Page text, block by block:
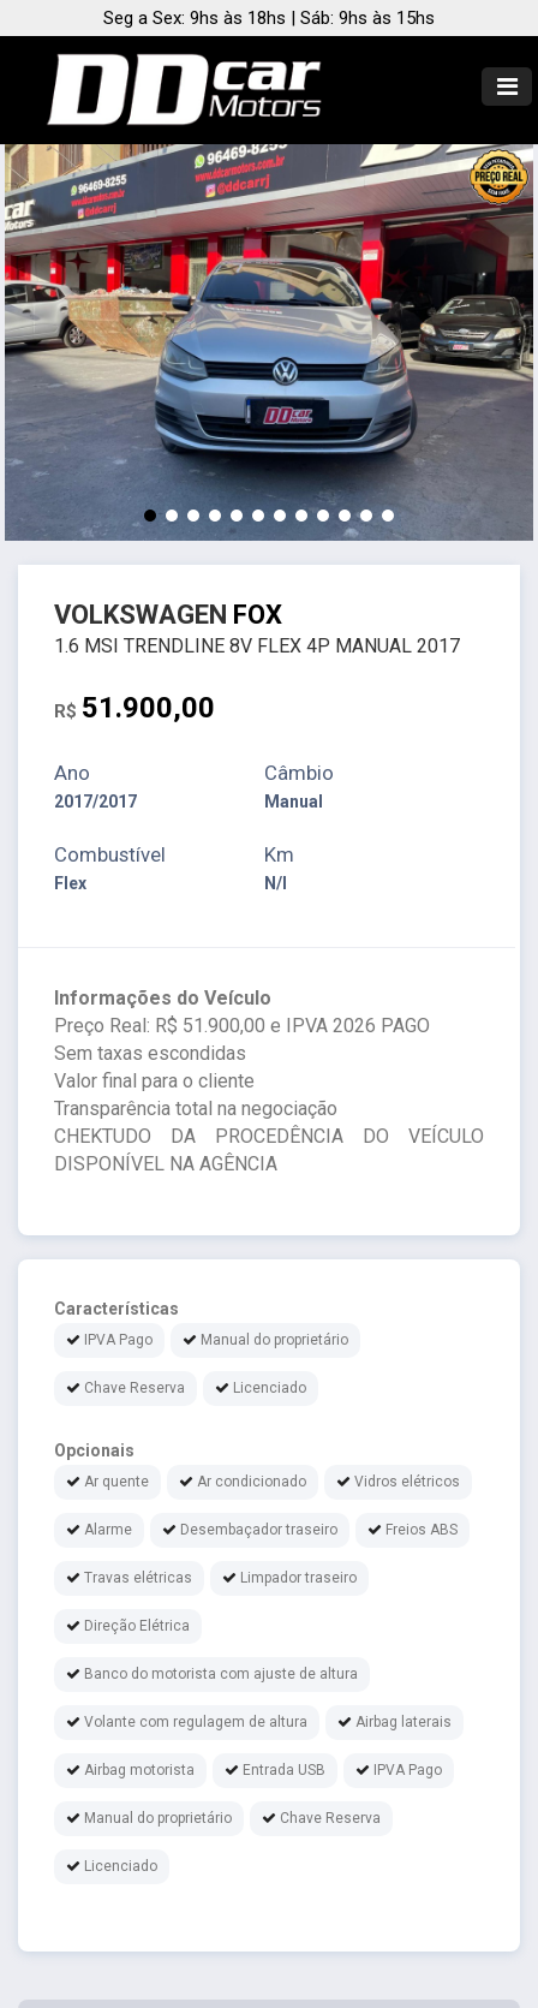
Seg a Sex: 9hs às 18hs | Sáb: 9hs às 15hs
VOLKSWAGEN FOX
1.6 MSI TRENDLINE 8V FLEX 4P MANUAL 2017
R$ 51.900,00
Ano
2017/2017
Câmbio
Manual
Combustível
Flex
Km
N/I
Informações do Veículo
Preço Real: R$ 51.900,00 e IPVA 2026 PAGO
Sem taxas escondidas
Valor final para o cliente
Transparência total na negociação
CHEKTUDO DA PROCEDÊNCIA DO VEÍCULO
DISPONÍVEL NA AGÊNCIA
Características
IPVA Pago Manual do proprietário
Chave Reserva Licenciado
Opcionais
Ar quente Ar condicionado Vidros elétricos
Alarme Desembaçador traseiro Freios ABS
Travas elétricas Limpador traseiro
Direção Elétrica
Banco do motorista com ajuste de altura
Volante com regulagem de altura Airbag laterais
Airbag motorista Entrada USB IPVA Pago
Manual do proprietário Chave Reserva
Licenciado